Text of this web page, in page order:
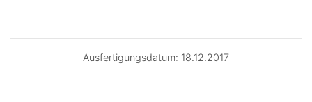
Ausfertigungsdatum: 18.12.2017